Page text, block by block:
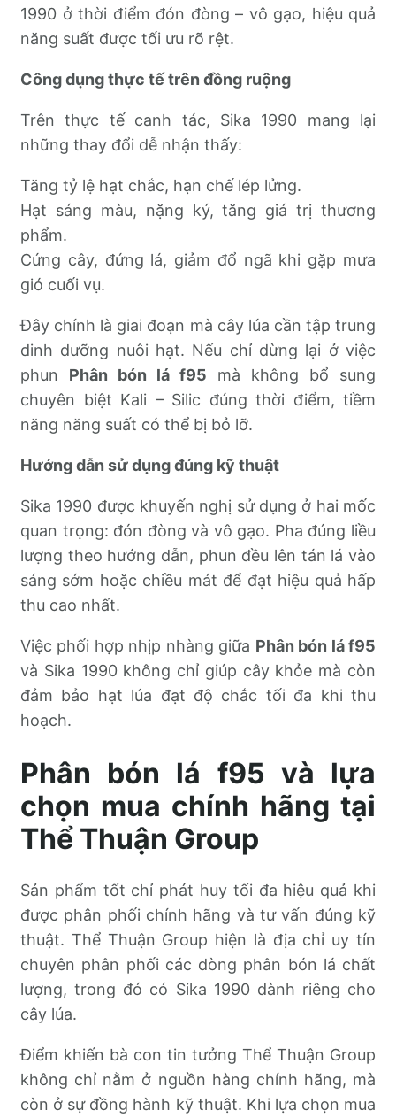
1990 ở thời điểm đón đòng – vô gạo, hiệu quả
năng suất được tối ưu rõ rệt.
Công dụng thực tế trên đồng ruộng
Trên thực tế canh tác, Sika 1990 mang lại
những thay đổi dễ nhận thấy:
Tăng tỷ lệ hạt chắc, hạn chế lép lửng.
Hạt sáng màu, nặng ký, tăng giá trị thương
phẩm.
Cứng cây, đứng lá, giảm đổ ngã khi gặp mưa
gió cuối vụ.
Đây chính là giai đoạn mà cây lúa cần tập trung
dinh dưỡng nuôi hạt. Nếu chỉ dừng lại ở việc
phun Phân bón lá f95 mà không bổ sung
chuyên biệt Kali – Silic đúng thời điểm, tiềm
năng năng suất có thể bị bỏ lỡ.
Hướng dẫn sử dụng đúng kỹ thuật
Sika 1990 được khuyến nghị sử dụng ở hai mốc
quan trọng: đón đòng và vô gạo. Pha đúng liều
lượng theo hướng dẫn, phun đều lên tán lá vào
sáng sớm hoặc chiều mát để đạt hiệu quả hấp
thu cao nhất.
Việc phối hợp nhịp nhàng giữa Phân bón lá f95
và Sika 1990 không chỉ giúp cây khỏe mà còn
đảm bảo hạt lúa đạt độ chắc tối đa khi thu
hoạch.
Phân bón lá f95 và lựa
chọn mua chính hãng tại
Thể Thuận Group
Sản phẩm tốt chỉ phát huy tối đa hiệu quả khi
được phân phối chính hãng và tư vấn đúng kỹ
thuật. Thể Thuận Group hiện là địa chỉ uy tín
chuyên phân phối các dòng phân bón lá chất
lượng, trong đó có Sika 1990 dành riêng cho
cây lúa.
Điểm khiến bà con tin tưởng Thể Thuận Group
không chỉ nằm ở nguồn hàng chính hãng, mà
còn ở sự đồng hành kỹ thuật. Khi lựa chọn mua